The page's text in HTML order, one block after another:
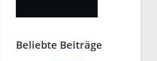
Beliebte Beiträge